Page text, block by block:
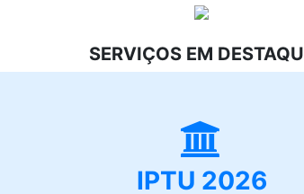
SERVIÇOS EM
IPTU 2026